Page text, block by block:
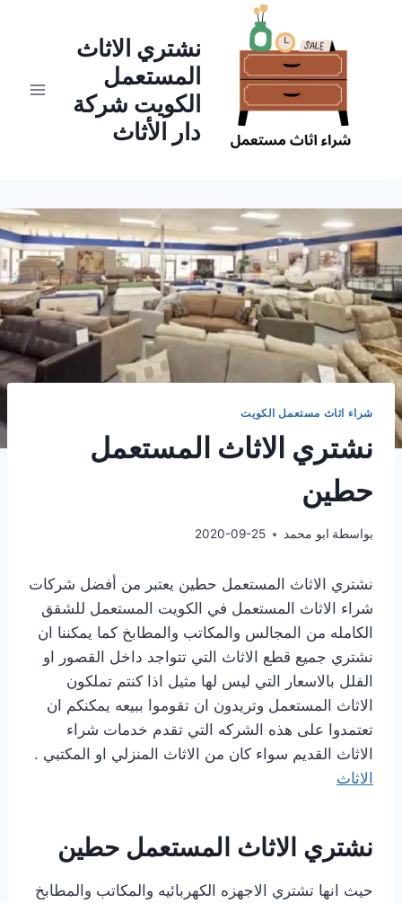
نشتري الاثاث
المستعمل
الكويت شركة
دار الأثاث
شراء اثاث مستعمل الكويت
نشتري الاثاث المستعمل
حطين
بواسطة ابو محمد 2020-09-25
نشتري الاثاث المستعمل حطين يعتبر من أفضل شركات
شراء الاثاث المستعمل في الكويت المستعمل للشقق
الكامله من المجالس والمكاتب والمطابخ كما يمكننا ان
نشتري جميع قطع الاثاث التي تتواجد داخل القصور او
الفلل بالاسعار التي ليس لها مثيل اذا كنتم تملكون
الاثاث المستعمل وتريدون ان تقوموا ببيعه يمكنكم ان
تعتمدوا على هذه الشركه التي تقدم خدمات شراء
الاثاث القديم سواء كان من الاثاث المنزلي او المكتبي .
الاثاث
نشتري الاثاث المستعمل حطين
حيث انها تشتري الاجهزه الكهربائيه والمكاتب والمطابخ